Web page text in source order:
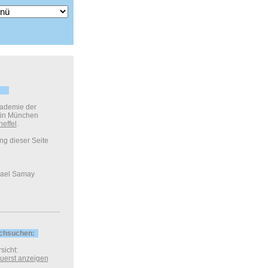
der
München
.
dieser Seite
Samay
anzeigen